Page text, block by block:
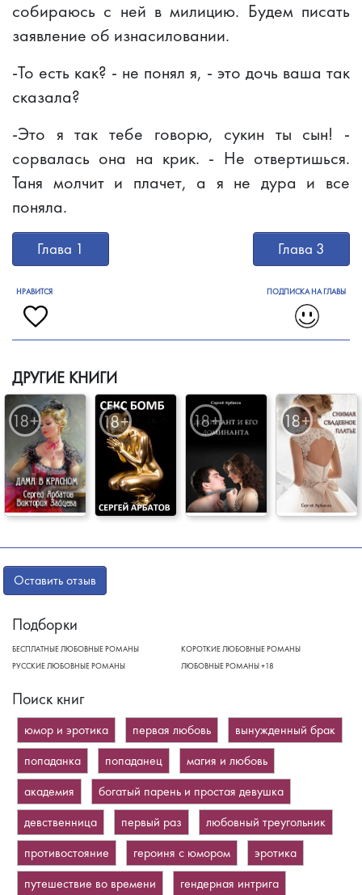
собираюсь с ней в милицию. Будем писать
заявление об изнасиловании.
-То есть как? - не понял я, - это дочь ваша так
сказала?
-Это я так тебе говорю, сукин ты сын! -
сорвалась она на крик. - Не отвертишься.
Таня молчит и плачет, а я не дура и все
поняла.
Глава 1 Глава 3
НРАВИТСЯ ПОДПИСКА НА ГЛАВЫ
ДРУГИЕ КНИГИ
Оставить отзыв
Подборки
БЕСПЛАТНЫЕ ЛЮБОВНЫЕ РОМАНЫ
КОРОТКИЕ ЛЮБОВНЫЕ РОМАНЫ
РУССКИЕ ЛЮБОВНЫЕ РОМАНЫ
ЛЮБОВНЫЕ РОМАНЫ +18
Поиск книг
юмор и эротика первая любовь
вынужденный брак
попаданка
попаданец
магия и любовь
академия
богатый парень и простая девушка
девственница
первый раз
любовный треугольник
противостояние
героиня с юмором
эротика
путешествие во времени
гендерная интрига